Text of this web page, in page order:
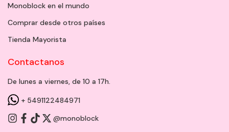
Monoblock en el mundo
Comprar desde otros países
Tienda Mayorista
Contactanos
De lunes a viernes, de 10 a 17h.
+ 5491122484971
@monoblock